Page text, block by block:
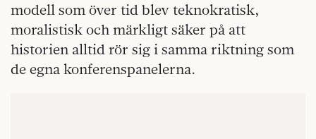
modell som över tid blev teknokratisk,
moralistisk och märkligt säker på att
historien alltid rör sig i samma riktning som
de egna konferenspanelerna.